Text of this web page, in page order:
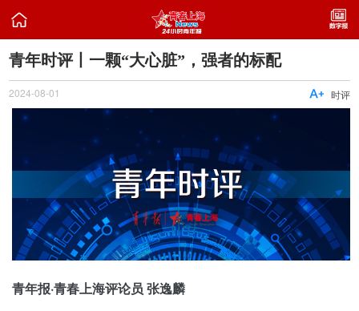

青年时评丨一颗“大心脏”，强者的标配
2024-08-01 时评

青年报·青春上海评论员 张逸麟